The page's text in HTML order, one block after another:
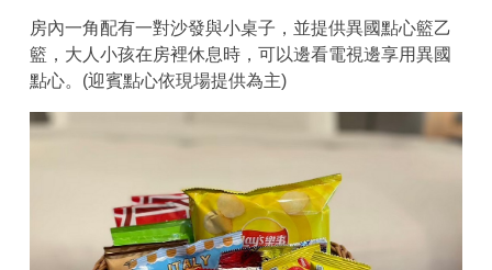
房內一角配有一對沙發與小桌子，並提供異國點心籃乙
籃，大人小孩在房裡休息時，可以邊看電視邊享用異國
點心。(迎賓點心依現場提供為主)